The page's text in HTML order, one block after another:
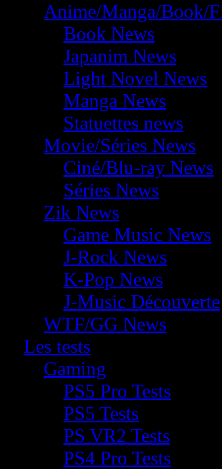
Anime/Manga/Book/
Book News
Japanim News
Light Novel News
Manga News
Statuettes news
Movie/Séries News
Ciné/Blu-ray News
Séries News
Zik News
Game Music News
J-Rock News
K-Pop News
J-Music Découverte
WTF/GG News
Les tests
Gaming
PS5 Pro Tests
PS5 Tests
PS VR2 Tests
PS4 Pro Tests